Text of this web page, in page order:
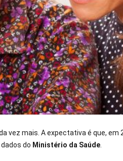
vez mais. A expectativa é que,
do Ministério da Saúde